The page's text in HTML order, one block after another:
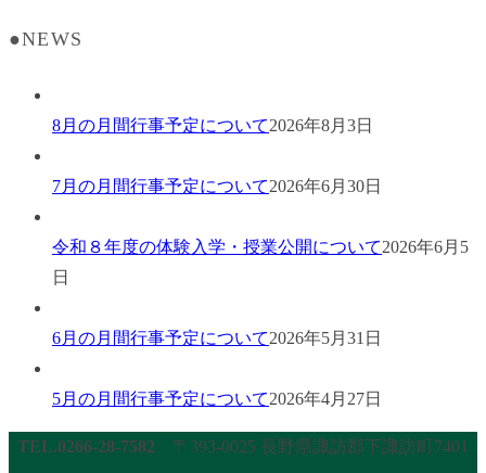
●NEWS
8月の月間行事予定について2026年8月3日
7月の月間行事予定について2026年6月30日
令和８年度の体験入学・授業公開について2026年6月5
日
6月の月間行事予定について2026年5月31日
5月の月間行事予定について2026年4月27日
TEL.0266-28-7582 〒393-0025 長野県諏訪郡下諏訪町7401